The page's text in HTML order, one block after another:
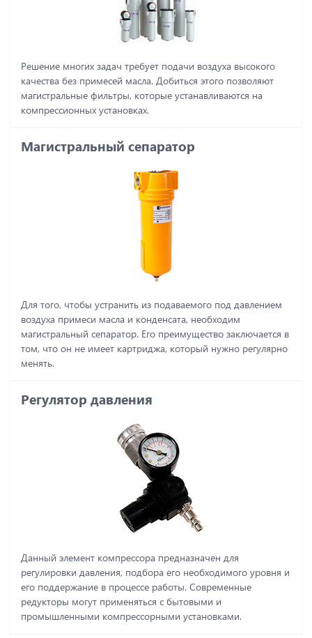
Решение многих задач требует подачи воздуха высокого
качества без примесей масла. Добиться этого позволяют
магистральные фильтры, которые устанавливаются на
компрессионных установках.
Магистральный сепаратор
Для того, чтобы устранить из подаваемого под давлением
воздуха примеси масла и конденсата, необходим
магистральный сепаратор. Его преимущество заключается в
том, что он не имеет картриджа, который нужно регулярно
менять.
Регулятор давления
Данный элемент компрессора предназначен для
регулировки давления, подбора его необходимого уровня и
его поддержание в процессе работы. Современные
редукторы могут применяться с бытовыми и
промышленными компрессорными установками.